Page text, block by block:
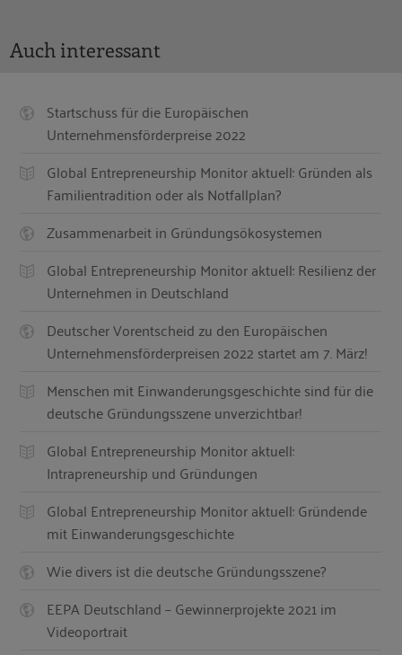
Auch interessant
Startschuss für die Europäischen
Unternehmensförderpreise 2022
Global Entrepreneurship Monitor aktuell: Gründen als
Familientradition oder als Notfallplan?
Zusammenarbeit in Gründungsökosystemen
Global Entrepreneurship Monitor aktuell: Resilienz der
Unternehmen in Deutschland
Deutscher Vorentscheid zu den Europäischen
Unternehmensförderpreisen 2022 startet am 7. März!
Menschen mit Einwanderungsgeschichte sind für die
deutsche Gründungsszene unverzichtbar!
Global Entrepreneurship Monitor aktuell:
Intrapreneurship und Gründungen
Global Entrepreneurship Monitor aktuell: Gründende
mit Einwanderungsgeschichte
Wie divers ist die deutsche Gründungsszene?
EEPA Deutschland – Gewinnerprojekte 2021 im
Videoportrait